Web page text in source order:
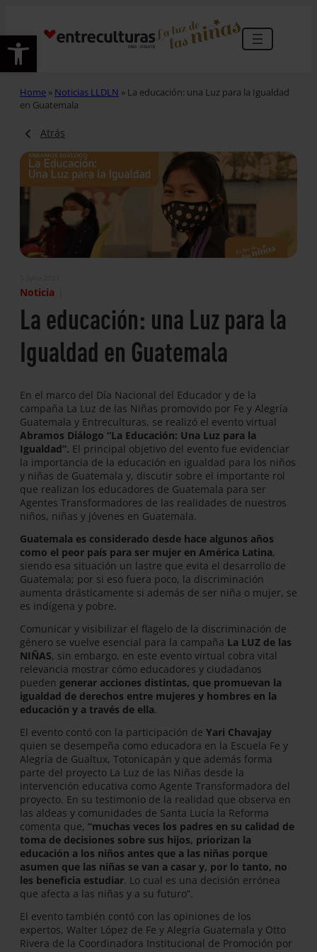
Abrir barra de herramientas
Home » Noticias LLDLN » La educación: una Luz para la Igualdad
en Guatemala
Atrás
Noticia
La educación: una Luz para la
Igualdad en Guatemala
En el marco del Día Nacional del Educador y de la
campaña La Luz de las Niñas promovido por Fe y Alegría
Guatemala y Entreculturas, se realizó el evento virtual
Abramos Diálogo “La Educación: Una Luz para la
Igualdad”. El principal objetivo del evento fue evidenciar
la importancia de la educación en igualdad para los niños
y niñas de Guatemala y, discutir sobre el importante rol
que realizan los educadores de Guatemala para ser
Agentes Transformadores de las realidades de nuestros
niños, niñas y jóvenes en Guatemala.
Guatemala es considerado desde hace algunos años
como el peor país para ser mujer en América Latina,
siendo esa situación un lastre que evita el desarrollo de
Guatemala; por si eso fuera poco, la discriminación
aumenta drásticamente si además de ser niña o mujer, se
es indígena y pobre.
Comunicar y visibilizar el flagelo de la discriminación de
género se vuelve esencial para la campaña La LUZ de las
NIÑAS, sin embargo, en este evento virtual cobra vital
relevancia mostrar cómo educadores y ciudadanos
pueden generar acciones distintas, que promuevan la
igualdad de derechos entre mujeres y hombres en la
educación y a través de ella.
El evento contó con la participación de Yari Chavajay
quien se desempeña como educadora en la Escuela Fe y
Alegría de Gualtux, Totonicapán y que además forma
parte del proyecto La Luz de las Niñas desde la
intervención educativa como Agente Transformadora del
proyecto. En su testimonio de la realidad que observa en
las aldeas y comunidades de Santa Lucía la Reforma
comenta que, “muchas veces los padres en su calidad de
toma de decisiones sobre sus hijos, priorizan la
educación a los niños antes que a las niñas porque
asumen que las niñas se van a casar y, por lo tanto, no
les beneficia estudiar. Lo cual es una decisión errónea
que afecta a las niñas y a su futuro”.
El evento también contó con las opiniones de los
expertos, Walter López de Fe y Alegría Guatemala y Otto
Rivera de la Coordinadora Institucional de Promoción por